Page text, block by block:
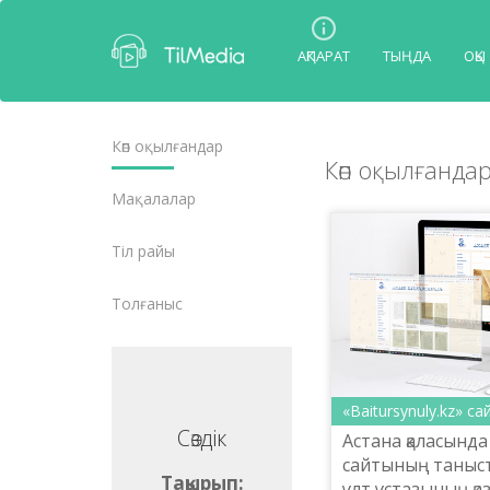
АҚПАРАТ ТЫҢДА ОҚЫ
Көп оқылғандар
Мақалалар
Тіл райы
Толғаныс
Сөздік
Тақырып:
Көп оқылғандар
«Baitursynuly.kz»
Астана
сайтының